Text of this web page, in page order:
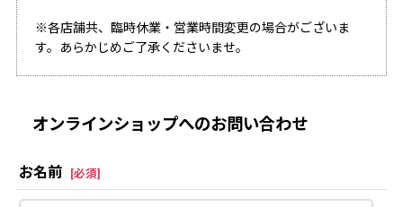
※各店舗共、臨時休業・営業時間変更の場合がございま
す。あらかじめご了承くださいませ。
オンラインショップへのお問い合わせ
お名前 [必須]